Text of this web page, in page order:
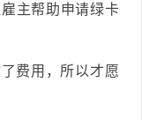
主帮助申请绿卡
费用，所以才愿